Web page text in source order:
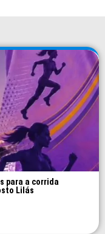
para a corrida
Lilás